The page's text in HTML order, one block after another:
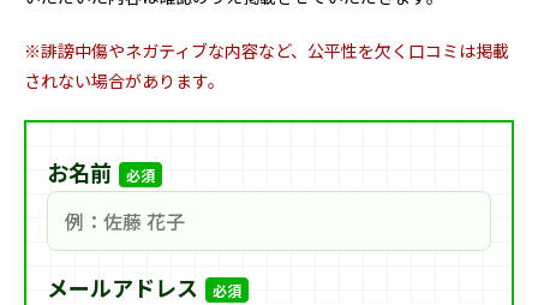
※誹謗中傷やネガティブな内容など、公平性を欠く口コミは掲載
されない場合があります。
お名前 必須
メールアドレス 必須